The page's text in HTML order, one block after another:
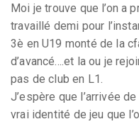
Moi je trouve que l’on a
travaillé demi pour
3è en U19 monté de la
d’avancé....et la ou je
pas de club en L1.
J’espère que l’arrivée
vrai identité de jeu que